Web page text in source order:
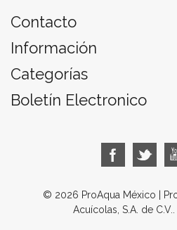
Contacto
Información
Categorías
Boletín Electronico
© 2026 ProAqua México |
Acuícolas, S.A. de C.V..